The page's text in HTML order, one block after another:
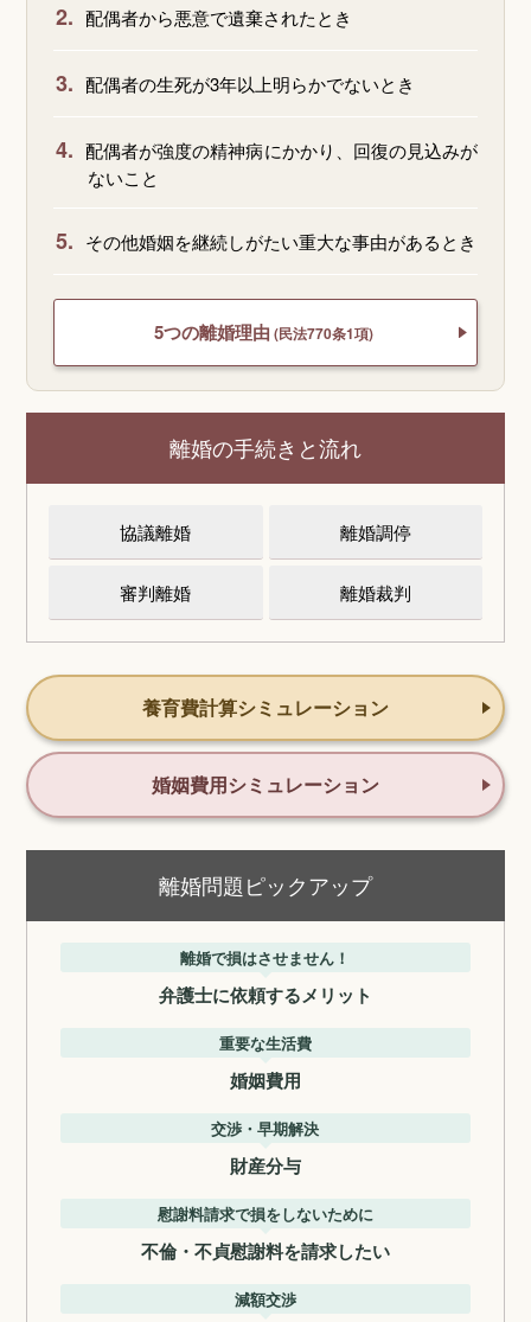
2. 配偶者から悪意で遺棄されたとき
3. 配偶者の生死が3年以上明らかでないとき
4. 配偶者が強度の精神病にかかり、回復の見込みが
ないこと
5. その他婚姻を継続しがたい重大な事由があるとき
5つの離婚理由 (民法770条1項)
離婚の手続きと流れ
協議離婚 離婚調停
審判離婚 離婚裁判
養育費計算シミュレーション
婚姻費用シミュレーション
離婚問題ピックアップ
離婚で損はさせません！
弁護士に依頼するメリット
重要な生活費
婚姻費用
交渉・早期解決
財産分与
慰謝料請求で損をしないために
不倫・不貞慰謝料を請求したい
減額交渉